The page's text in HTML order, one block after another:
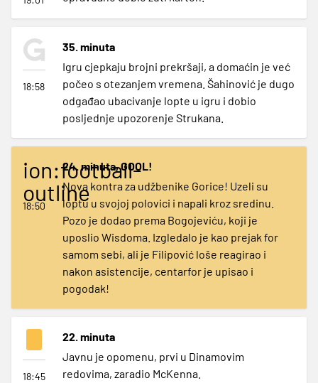
18:58
35. minuta
Igru cjepkaju brojni prekršaji, a domaćin je već
počeo s otezanjem vremena. Šahinović je dugo
odgađao ubacivanje lopte u igru i dobio
posljednje upozorenje Strukana.
ion:football-
outline
18:50
24. minuta, GOOL!
Nova kontra za udžbenike Gorice! Uzeli su
loptu u svojoj polovici i napali kroz sredinu.
Pozo je dodao prema Bogojeviću, koji je
uposlio Wisdoma. Izgledalo je kao prejak for
samom sebi, ali je Filipović loše reagirao i
nakon asistencije, centarfor je upisao i
pogodak!
18:45
22. minuta
Javnu je opomenu, prvi u Dinamovim
redovima, zaradio McKenna.